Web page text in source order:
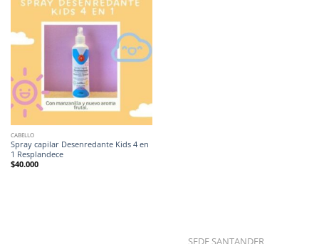
CABELLO
Spray capilar Desenredante Kids 4 en
1 Resplandece
$40.000
SEDE SANTANDER